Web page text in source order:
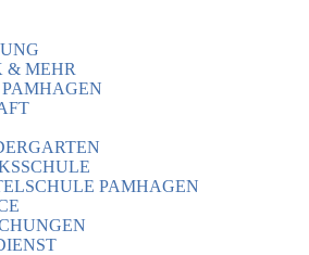
& MEHR
PAMHAGEN